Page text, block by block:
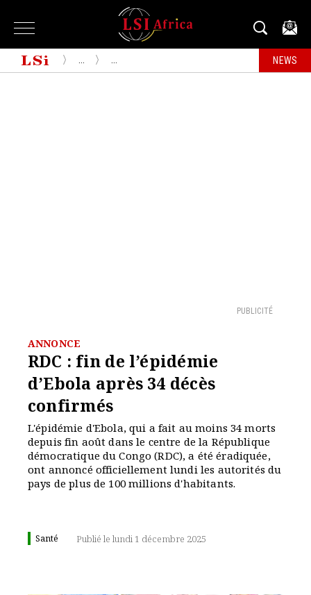
NEWS
PUBLICITÉ
ANNONCE
RDC : fin de l’épidémie
d’Ebola après 34 décès
confirmés
L'épidémie d'Ebola, qui a fait au moins 34 morts
depuis fin août dans le centre de la République
démocratique du Congo (RDC), a été éradiquée,
ont annoncé officiellement lundi les autorités du
pays de plus de 100 millions d'habitants.
Santé Publié le lundi 1 décembre 2025